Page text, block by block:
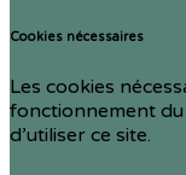
Cookies nécessaires
Les cookies
fonctionnement du
d’utiliser ce site.